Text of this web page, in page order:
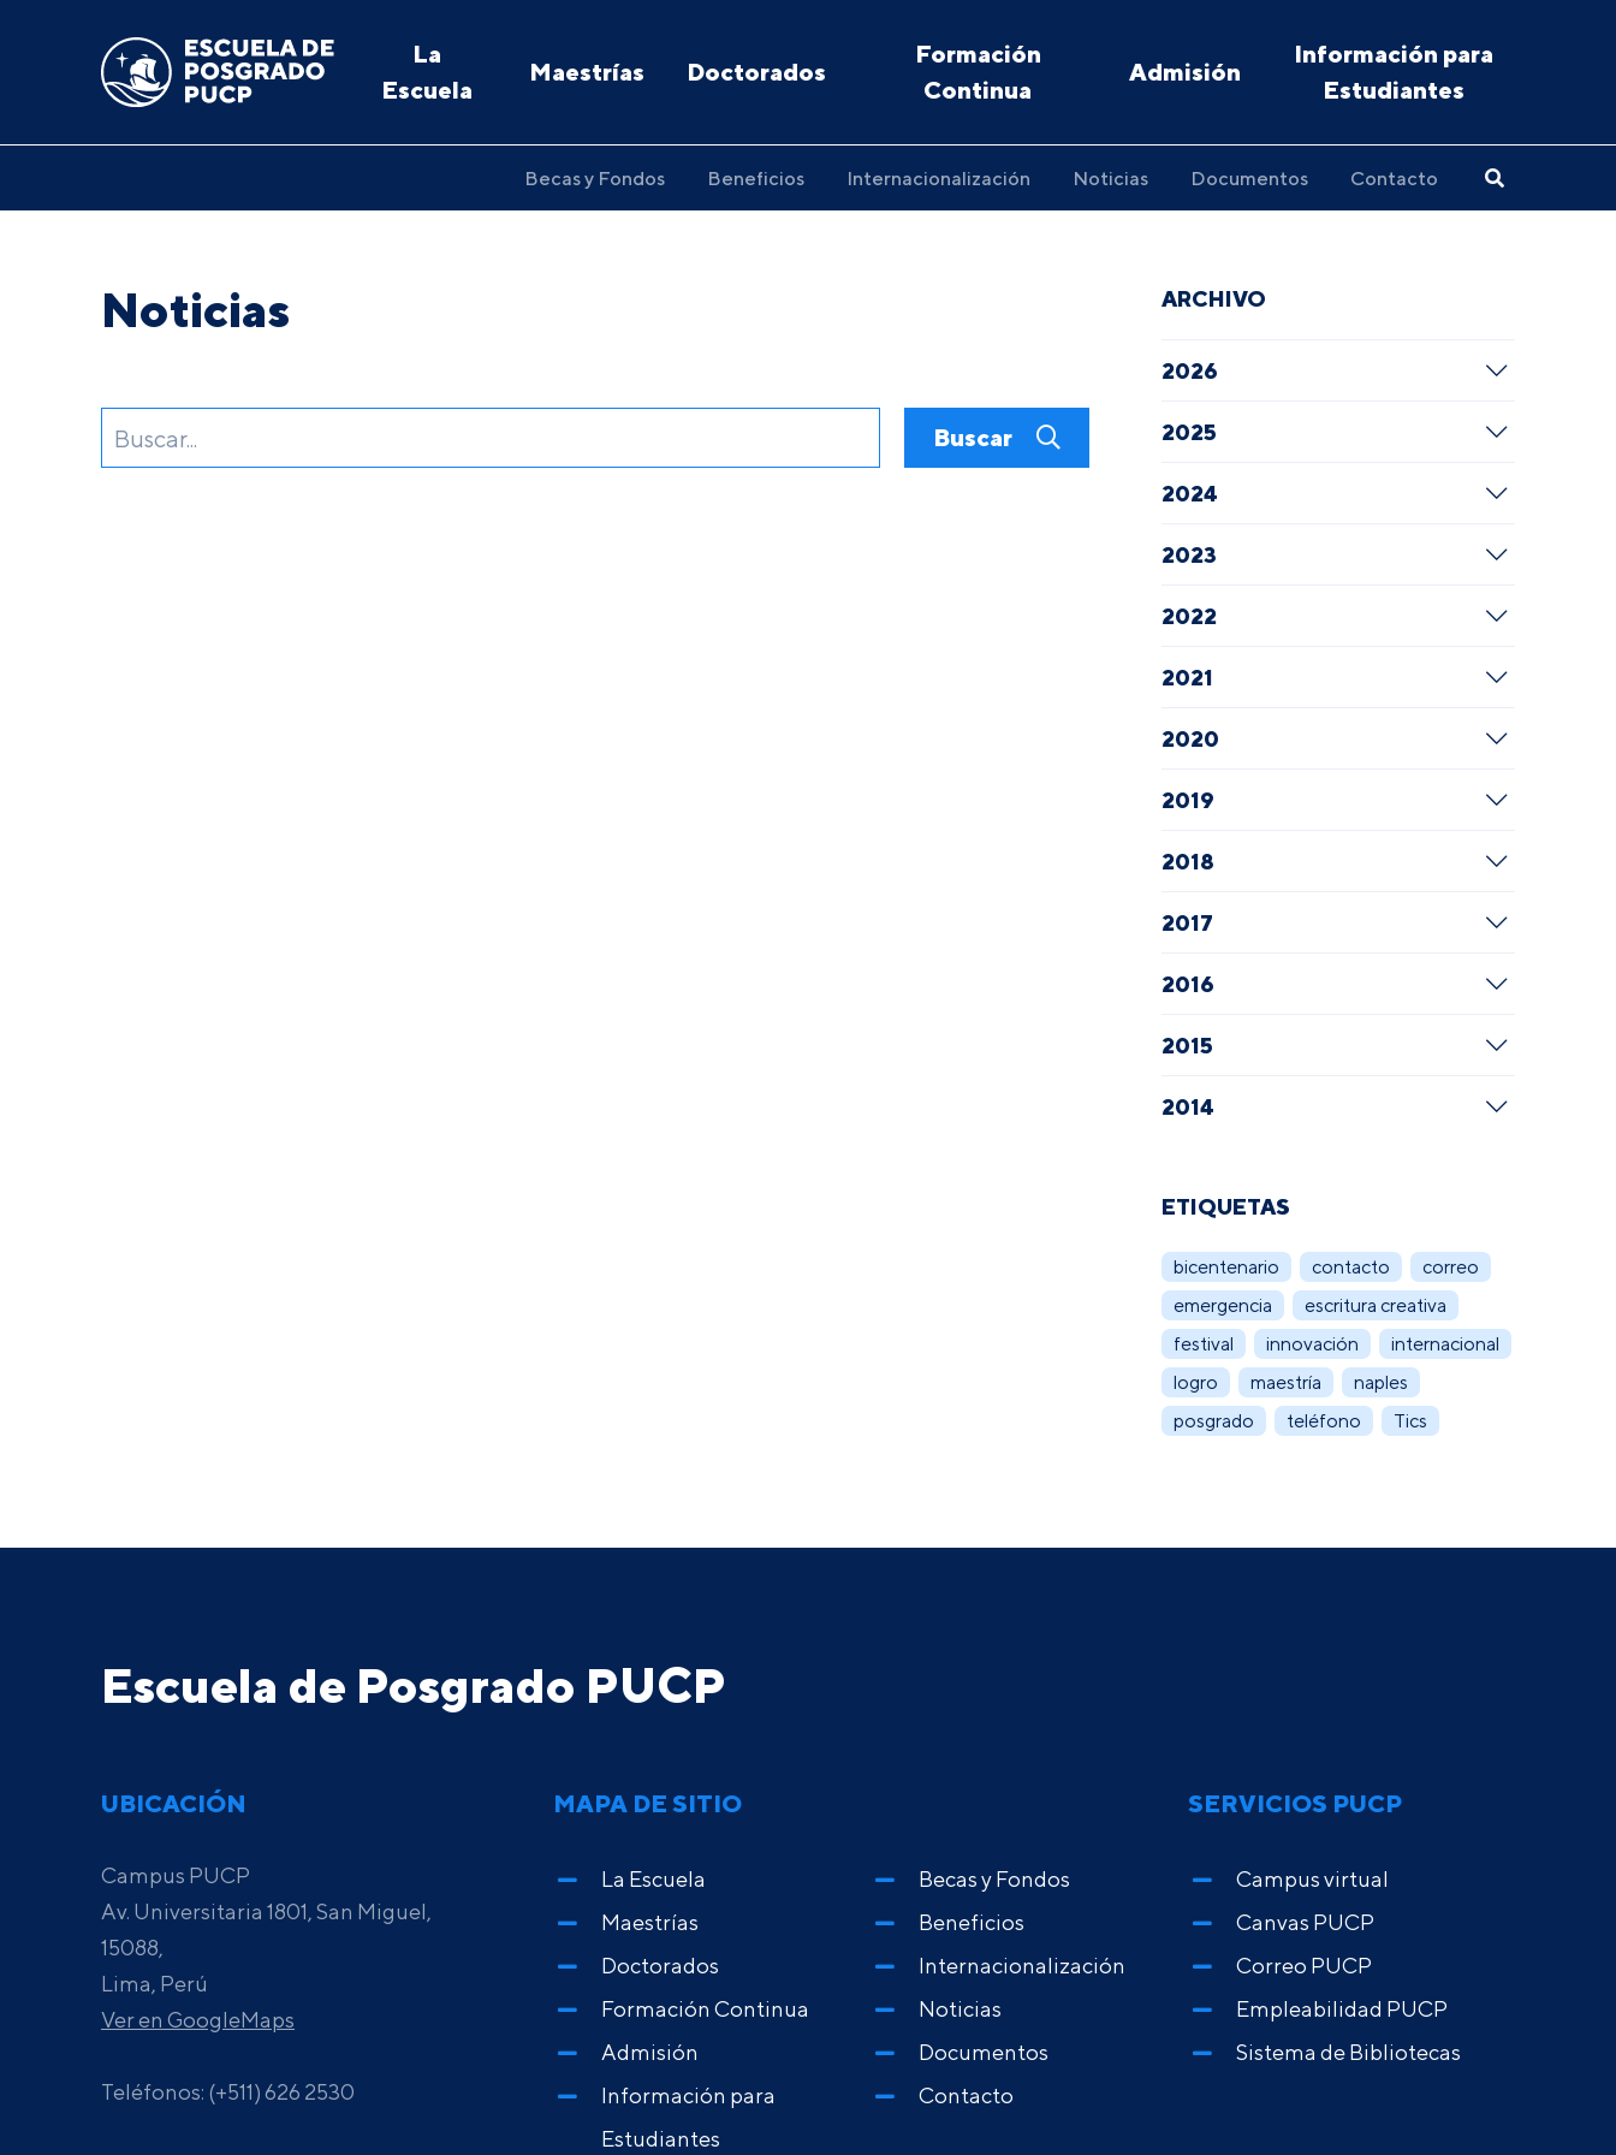
La
Escuela
Maestrías Doctorados
Formación
Continua
Admisión
Información para
Estudiantes
Becas y Fondos Beneficios Internacionalización Noticias Documentos Contacto
Noticias
Buscar
ARCHIVO
2026
2025
2024
2023
2022
2021
2020
2019
2018
2017
2016
2015
2014
ETIQUETAS
bicentenario contacto
correo
emergencia
escritura creativa
festival
innovación
internacional
logro
maestría
naples
posgrado
teléfono Tics
Escuela de Posgrado PUCP
UBICACIÓN
Campus PUCP
Av. Universitaria 1801, San Miguel,
15088,
Lima, Perú
Ver en GoogleMaps
Teléfonos: (+511) 626 2530
MAPA DE SITIO
La Escuela
Maestrías
Doctorados
Formación Continua
Admisión
Información para
Estudiantes
Becas y Fondos
Beneficios
Internacionalización
Noticias
Documentos
Contacto
SERVICIOS PUCP
Campus virtual
Canvas PUCP
Correo PUCP
Empleabilidad PUCP
Sistema de Bibliotecas